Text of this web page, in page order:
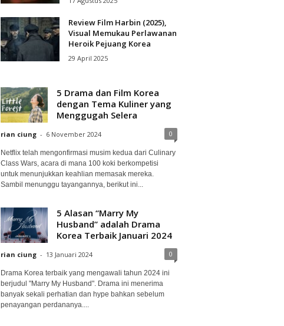
Review Film Harbin (2025),
Visual Memukau Perlawanan
Heroik Pejuang Korea
29 April 2025
5 Drama dan Film Korea
dengan Tema Kuliner yang
Menggugah Selera
rian ciung - 6 November 2024 0
Netflix telah mengonfirmasi musim kedua dari Culinary
Class Wars, acara di mana 100 koki berkompetisi
untuk menunjukkan keahlian memasak mereka.
Sambil menunggu tayangannya, berikut ini...
5 Alasan “Marry My
Husband” adalah Drama
Korea Terbaik Januari 2024
rian ciung - 13 Januari 2024 0
Drama Korea terbaik yang mengawali tahun 2024 ini
berjudul "Marry My Husband". Drama ini menerima
banyak sekali perhatian dan hype bahkan sebelum
penayangan perdananya....